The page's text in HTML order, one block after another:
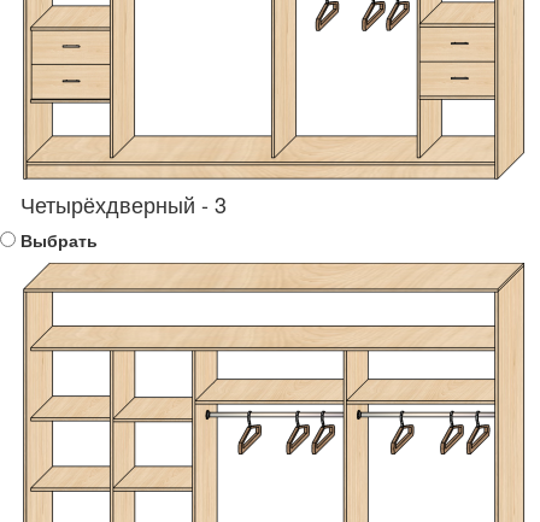
Четырёхдверный - 3
Выбрать